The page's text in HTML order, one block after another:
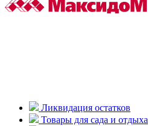
Ликвидация остатков
Товары для сада и отдыха